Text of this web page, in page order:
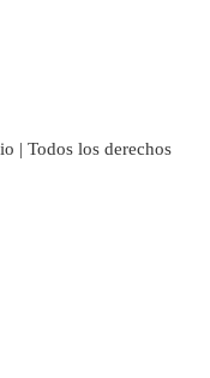
| Todos los derechos